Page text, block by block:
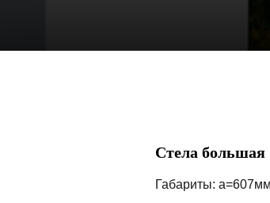
Стела большая
Габариты: